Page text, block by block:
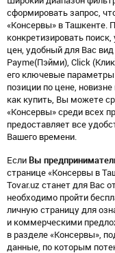
сформировать запрос,
«Консервы» в Ташкенте.
конкретизировать
цен, удобный для Вас
Payme(Пэйми), Click
его ключевые параметры
позиции по цене,
как купить, Вы можете
«Консервы» среди всех
предоставляет все
Вашего времени.
Если Вы
странице «Консервы в
Tovar.uz станет для Вас
необходимо пройти
личную страницу для
и коммерческими
в разделе «Консервы»,
данные, по которым